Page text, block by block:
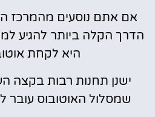
אם אתם נוסעים מהמרכז
היא לקחת
ישנן תחנות רבות בקצה
שמסלול האוטובוס עובר